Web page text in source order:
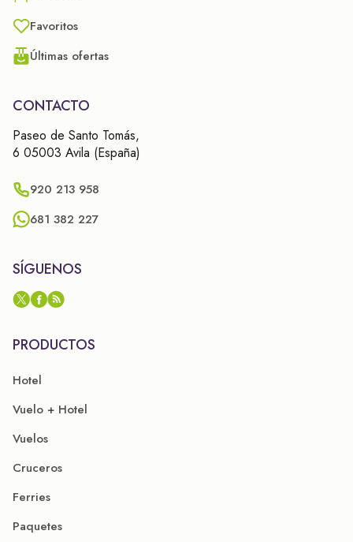
Favoritos
Últimas ofertas
CONTACTO
Paseo de Santo Tomás,
6 05003 Avila (España)
920 213 958
681 382 227
SÍGUENOS
PRODUCTOS
Hotel
Vuelo + Hotel
Vuelos
Cruceros
Ferries
Paquetes